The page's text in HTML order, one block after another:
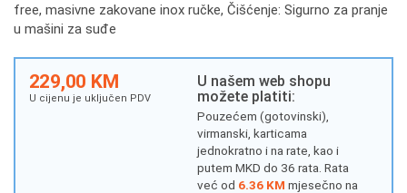
free, masivne zakovane inox ručke, Čišćenje: Sigurno za pranje
u mašini za suđe
229,00 KM
U cijenu je uključen PDV
U našem web shopu
možete platiti:
Pouzećem (gotovinski),
virmanski, karticama
jednokratno i na rate, kao i
putem MKD do 36 rata. Rata
već od 6.36 KM mjesečno na